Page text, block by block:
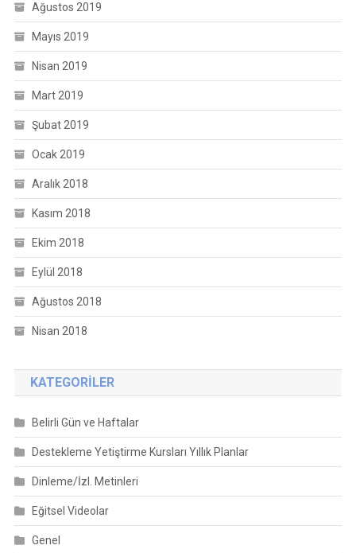
Ağustos 2019
Mayıs 2019
Nisan 2019
Mart 2019
Şubat 2019
Ocak 2019
Aralık 2018
Kasım 2018
Ekim 2018
Eylül 2018
Ağustos 2018
Nisan 2018
KATEGORILER
Belirli Gün ve Haftalar
Destekleme Yetiştirme Kursları Yıllık Planlar
Dinleme/İzl. Metinleri
Eğitsel Videolar
Genel